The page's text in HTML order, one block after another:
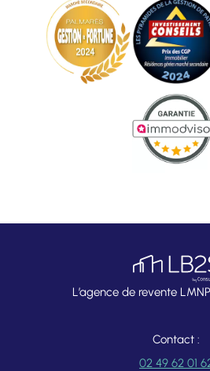
L’agence de revente
Contact :
02 49 62 01